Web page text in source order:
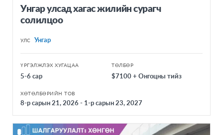
Унгар улсад хагас жилийн сурагч
солилцоо
УЛС Унгар
ҮРГЭЛЖЛЭХ ХУГАЦАА
5-6 сар
ТӨЛБӨР
$7100 + Онгоцны тийз
ХӨТӨЛБӨРИЙН ТОВ
8-р сарын 21, 2026 - 1-р сарын 23, 2027